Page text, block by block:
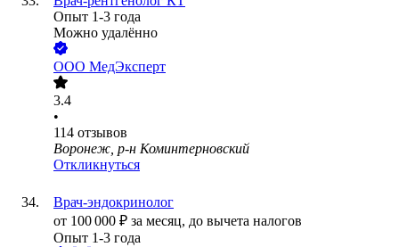
Опыт 1-3 года
Можно удалённо
ООО МедЭксперт
3.4
•
114 отзывов
Воронеж, р-н Коминтерновский
Откликнуться
Врач-эндокринолог
от 100 000 ₽ за месяц, до вычета налогов
Опыт 1-3 года